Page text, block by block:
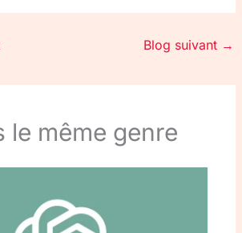
Blog suivant →
le même genre